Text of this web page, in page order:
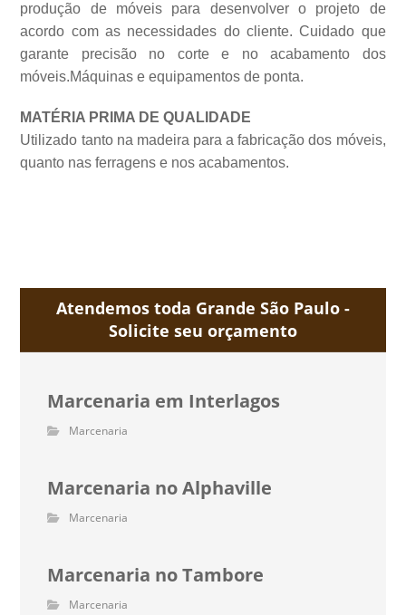
produção de móveis para desenvolver o projeto de
acordo com as necessidades do cliente. Cuidado que
garante precisão no corte e no acabamento dos
móveis.Máquinas e equipamentos de ponta.
MATÉRIA PRIMA DE QUALIDADE
Utilizado tanto na madeira para a fabricação dos móveis,
quanto nas ferragens e nos acabamentos.
Atendemos toda Grande São Paulo -
Solicite seu orçamento
Marcenaria em Interlagos
Marcenaria
Marcenaria no Alphaville
Marcenaria
Marcenaria no Tambore
Marcenaria